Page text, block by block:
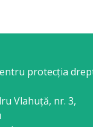
protecția
Vlahuţă, nr. 3,